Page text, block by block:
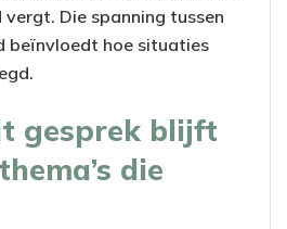
Die spanning tussen
beïnvloedt hoe situaties
gesprek blijft
die